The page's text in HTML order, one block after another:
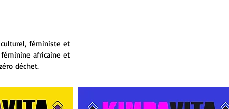
féministe et
africaine et
déchet.